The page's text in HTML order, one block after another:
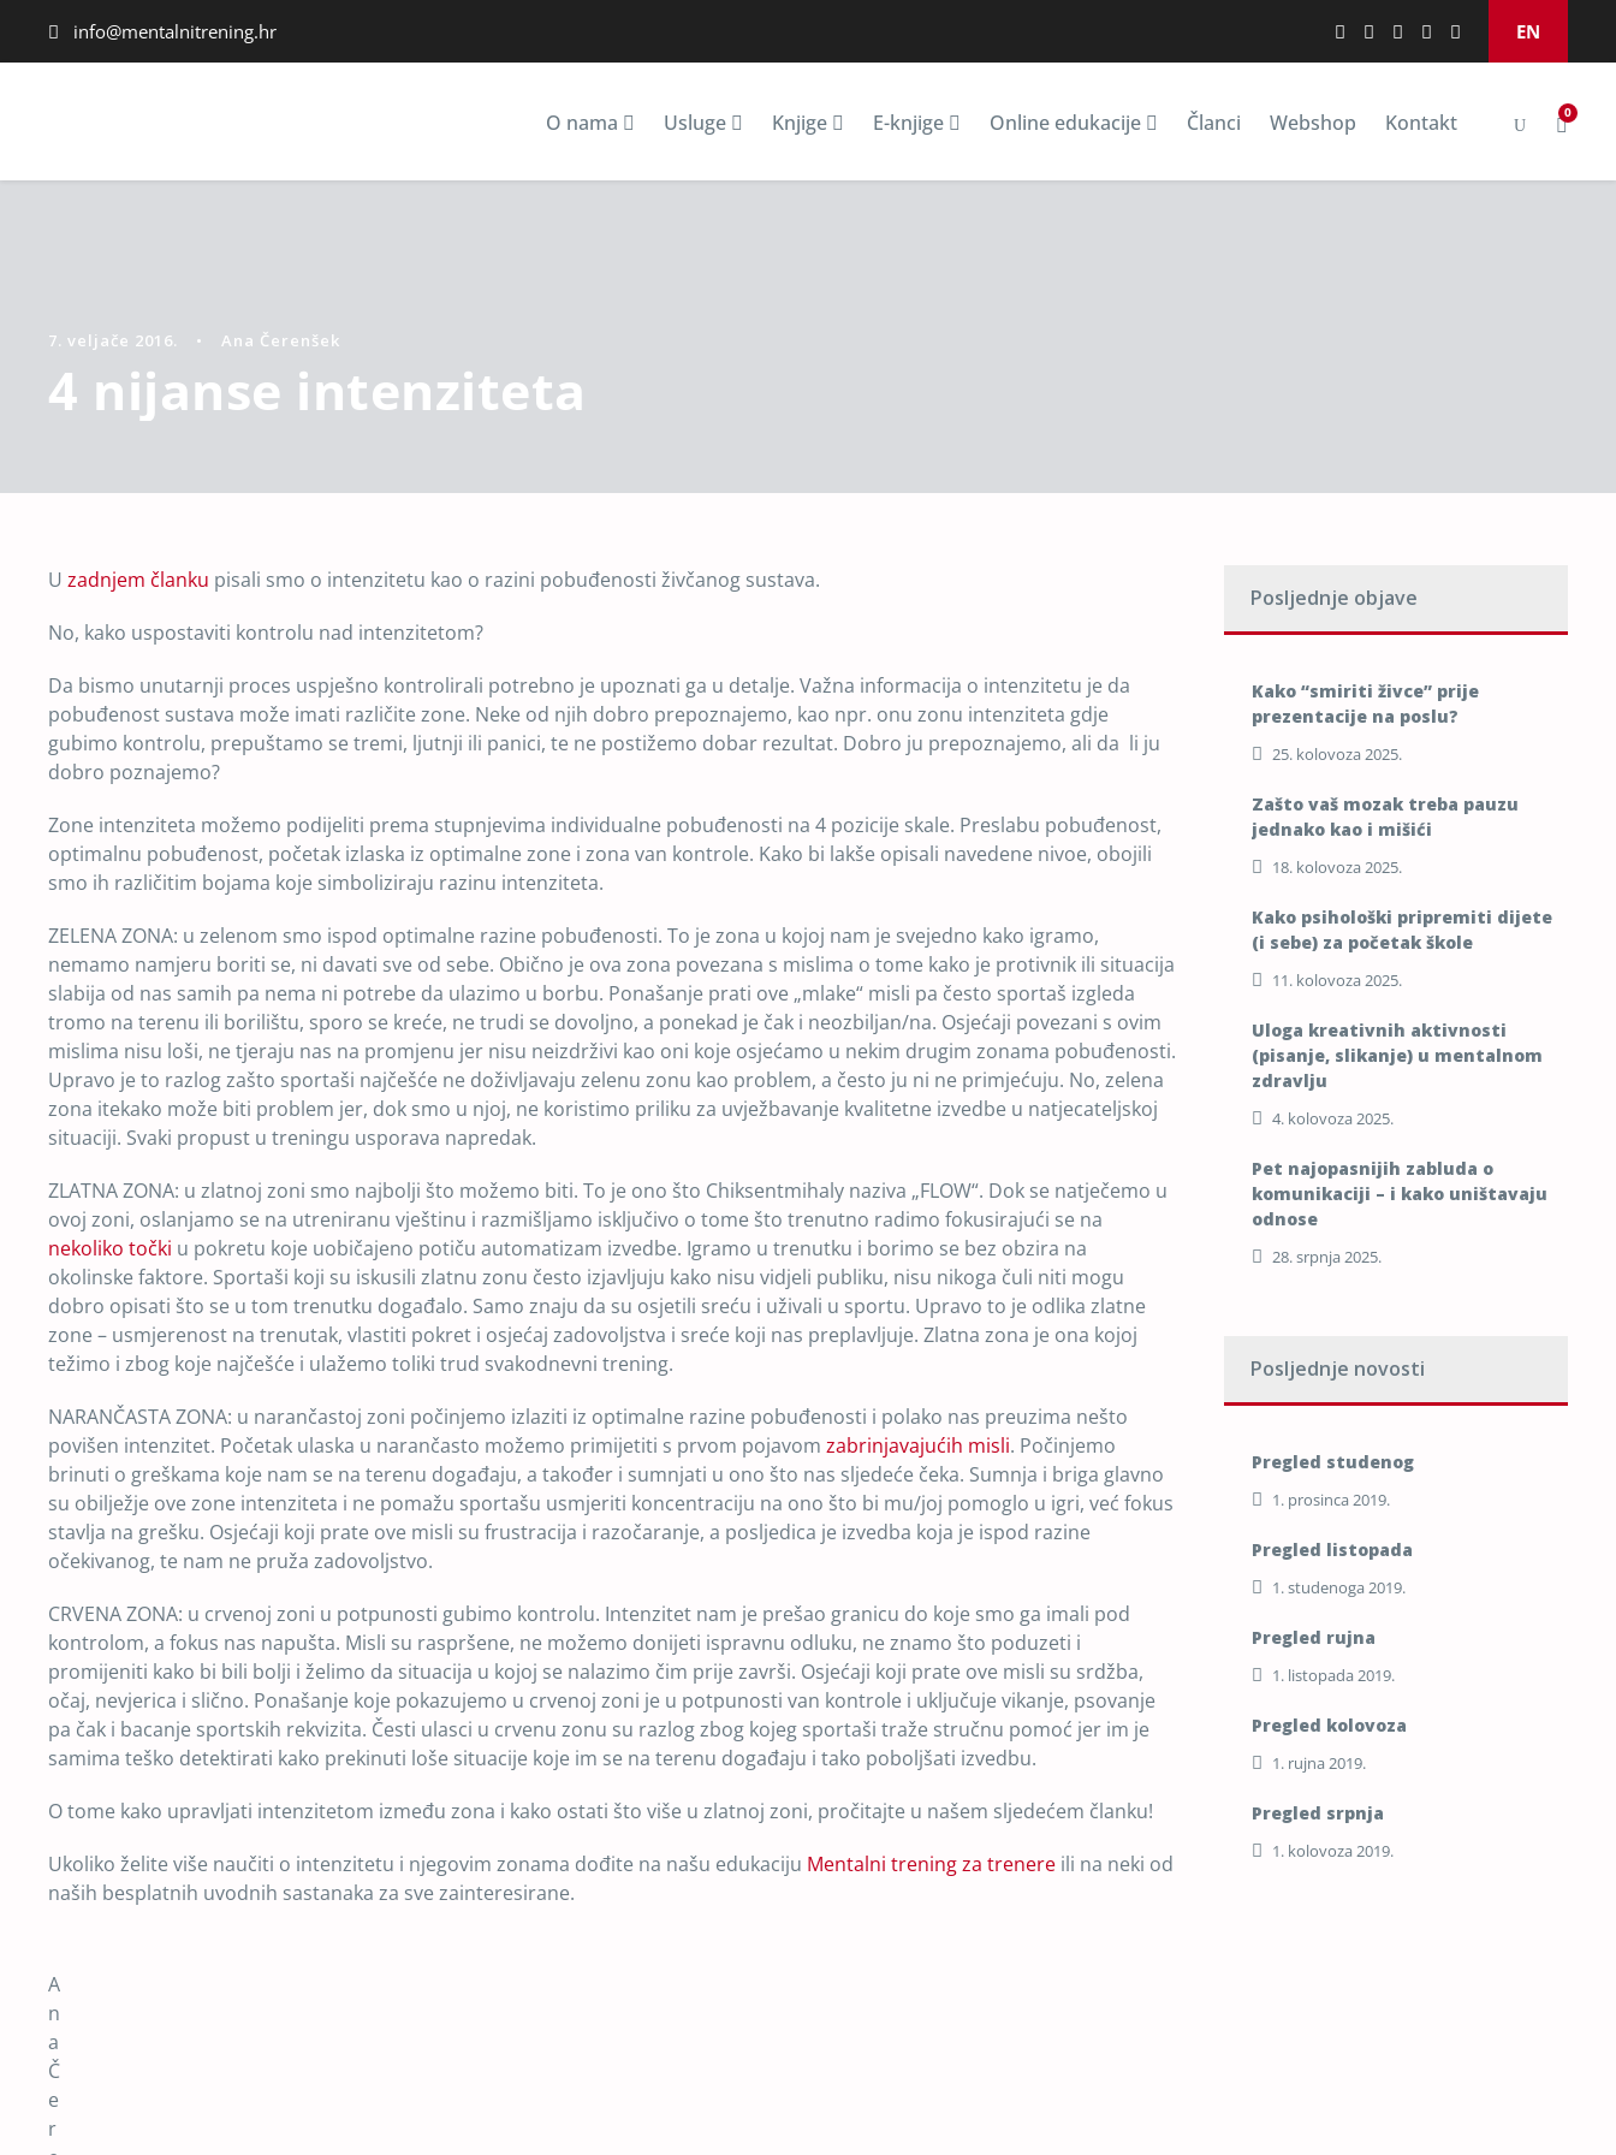
info@mentalnitrening.hr EN
O nama Usluge Knjige E-knjige Online edukacije Članci Webshop Kontakt 0
7. veljače 2016. • Ana Čerenšek
4 nijanse intenziteta
U zadnjem članku pisali smo o intenzitetu kao o razini pobuđenosti živčanog sustava.
No, kako uspostaviti kontrolu nad intenzitetom?
Da bismo unutarnji proces uspješno kontrolirali potrebno je upoznati ga u detalje. Važna informacija o intenzitetu je da
pobuđenost sustava može imati različite zone. Neke od njih dobro prepoznajemo, kao npr. onu zonu intenziteta gdje
gubimo kontrolu, prepuštamo se tremi, ljutnji ili panici, te ne postižemo dobar rezultat. Dobro ju prepoznajemo, ali da li ju
dobro poznajemo?
Zone intenziteta možemo podijeliti prema stupnjevima individualne pobuđenosti na 4 pozicije skale. Preslabu pobuđenost,
optimalnu pobuđenost, početak izlaska iz optimalne zone i zona van kontrole. Kako bi lakše opisali navedene nivoe, obojili
smo ih različitim bojama koje simboliziraju razinu intenziteta.
ZELENA ZONA: u zelenom smo ispod optimalne razine pobuđenosti. To je zona u kojoj nam je svejedno kako igramo,
nemamo namjeru boriti se, ni davati sve od sebe. Obično je ova zona povezana s mislima o tome kako je protivnik ili situacija
slabija od nas samih pa nema ni potrebe da ulazimo u borbu. Ponašanje prati ove „mlake“ misli pa često sportaš izgleda
tromo na terenu ili borilištu, sporo se kreće, ne trudi se dovoljno, a ponekad je čak i neozbiljan/na. Osjećaji povezani s ovim
mislima nisu loši, ne tjeraju nas na promjenu jer nisu neizdrživi kao oni koje osjećamo u nekim drugim zonama pobuđenosti.
Upravo je to razlog zašto sportaši najčešće ne doživljavaju zelenu zonu kao problem, a često ju ni ne primjećuju. No, zelena
zona itekako može biti problem jer, dok smo u njoj, ne koristimo priliku za uvježbavanje kvalitetne izvedbe u natjecateljskoj
situaciji. Svaki propust u treningu usporava napredak.
ZLATNA ZONA: u zlatnoj zoni smo najbolji što možemo biti. To je ono što Chiksentmihaly naziva „FLOW“. Dok se natječemo u
ovoj zoni, oslanjamo se na utreniranu vještinu i razmišljamo isključivo o tome što trenutno radimo fokusirajući se na
nekoliko točki u pokretu koje uobičajeno potiču automatizam izvedbe. Igramo u trenutku i borimo se bez obzira na
okolinske faktore. Sportaši koji su iskusili zlatnu zonu često izjavljuju kako nisu vidjeli publiku, nisu nikoga čuli niti mogu
dobro opisati što se u tom trenutku događalo. Samo znaju da su osjetili sreću i uživali u sportu. Upravo to je odlika zlatne
zone – usmjerenost na trenutak, vlastiti pokret i osjećaj zadovoljstva i sreće koji nas preplavljuje. Zlatna zona je ona kojoj
težimo i zbog koje najčešće i ulažemo toliki trud svakodnevni trening.
NARANČASTA ZONA: u narančastoj zoni počinjemo izlaziti iz optimalne razine pobuđenosti i polako nas preuzima nešto
povišen intenzitet. Početak ulaska u narančasto možemo primijetiti s prvom pojavom zabrinjavajućih misli. Počinjemo
brinuti o greškama koje nam se na terenu događaju, a također i sumnjati u ono što nas sljedeće čeka. Sumnja i briga glavno
su obilježje ove zone intenziteta i ne pomažu sportašu usmjeriti koncentraciju na ono što bi mu/joj pomoglo u igri, već fokus
stavlja na grešku. Osjećaji koji prate ove misli su frustracija i razočaranje, a posljedica je izvedba koja je ispod razine
očekivanog, te nam ne pruža zadovoljstvo.
CRVENA ZONA: u crvenoj zoni u potpunosti gubimo kontrolu. Intenzitet nam je prešao granicu do koje smo ga imali pod
kontrolom, a fokus nas napušta. Misli su raspršene, ne možemo donijeti ispravnu odluku, ne znamo što poduzeti i
promijeniti kako bi bili bolji i želimo da situacija u kojoj se nalazimo čim prije završi. Osjećaji koji prate ove misli su srdžba,
očaj, nevjerica i slično. Ponašanje koje pokazujemo u crvenoj zoni je u potpunosti van kontrole i uključuje vikanje, psovanje
pa čak i bacanje sportskih rekvizita. Česti ulasci u crvenu zonu su razlog zbog kojeg sportaši traže stručnu pomoć jer im je
samima teško detektirati kako prekinuti loše situacije koje im se na terenu događaju i tako poboljšati izvedbu.
O tome kako upravljati intenzitetom između zona i kako ostati što više u zlatnoj zoni, pročitajte u našem sljedećem članku!
Ukoliko želite više naučiti o intenzitetu i njegovim zonama dođite na našu edukaciju Mentalni trening za trenere ili na neki od
naših besplatnih uvodnih sastanaka za sve zainteresirane.
A
n
a
Č
e
r
Posljednje objave
Kako “smiriti živce” prije
prezentacije na poslu?
25. kolovoza 2025.
Zašto vaš mozak treba pauzu
jednako kao i mišići
18. kolovoza 2025.
Kako psihološki pripremiti dijete
(i sebe) za početak škole
11. kolovoza 2025.
Uloga kreativnih aktivnosti
(pisanje, slikanje) u mentalnom
zdravlju
4. kolovoza 2025.
Pet najopasnijih zabluda o
komunikaciji – i kako uništavaju
odnose
28. srpnja 2025.
Posljednje novosti
Pregled studenog
1. prosinca 2019.
Pregled listopada
1. studenoga 2019.
Pregled rujna
1. listopada 2019.
Pregled kolovoza
1. rujna 2019.
Pregled srpnja
1. kolovoza 2019.